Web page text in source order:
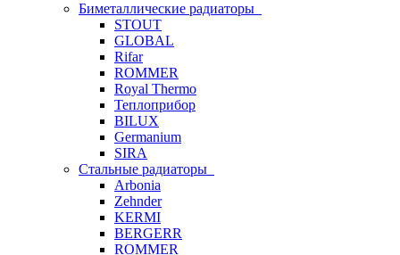
Биметаллические радиаторы
STOUT
GLOBAL
Rifar
ROMMER
Royal Thermo
Теплоприбор
BILUX
Germanium
SIRA
Стальные радиаторы
Arbonia
Zehnder
KERMI
BERGERR
ROMMER